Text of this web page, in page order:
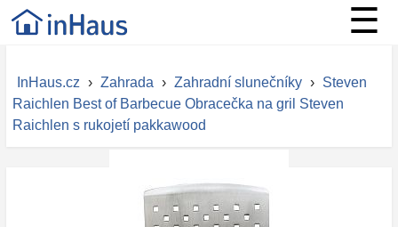
☰
InHaus.cz › Zahrada › Zahradní slunečníky › Steven
Raichlen Best of Barbecue Obracečka na gril Steven
Raichlen s rukojetí pakkawood